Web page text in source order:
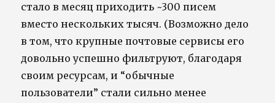
стало в месяц приходить ~300 писем
вместо нескольких тысяч. (Возможно дело
в том, что крупные почтовые сервисы его
довольно успешно фильтруют, благодаря
своим ресурсам, и “обычные
пользователи” стали сильно менее